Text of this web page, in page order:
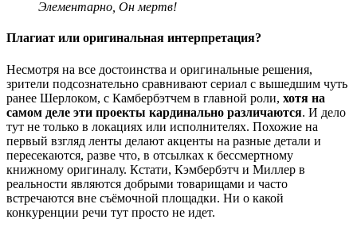
Элементарно, Он мертв!
Плагиат или оригинальная интерпретация?
Несмотря на все достоинства и оригинальные решения,
зрители подсознательно сравнивают сериал с вышедшим чуть
ранее Шерлоком, с Камбербэтчем в главной роли, хотя на
самом деле эти проекты кардинально различаются. И дело
тут не только в локациях или исполнителях. Похожие на
первый взгляд ленты делают акценты на разные детали и
пересекаются, разве что, в отсылках к бессмертному
книжному оригиналу. Кстати, Кэмбербэтч и Миллер в
реальности являются добрыми товарищами и часто
встречаются вне съёмочной площадки. Ни о какой
конкуренции речи тут просто не идет.